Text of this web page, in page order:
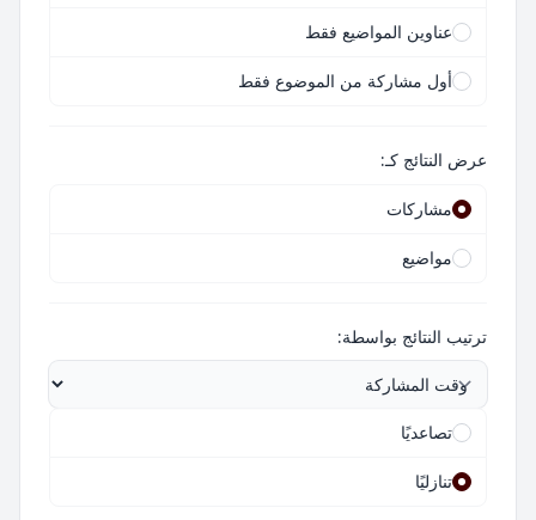
عناوين المواضيع فقط
أول مشاركة من الموضوع فقط
عرض النتائج كـ:
مشاركات
مواضيع
ترتيب النتائج بواسطة:
تصاعديًا
تنازليًا